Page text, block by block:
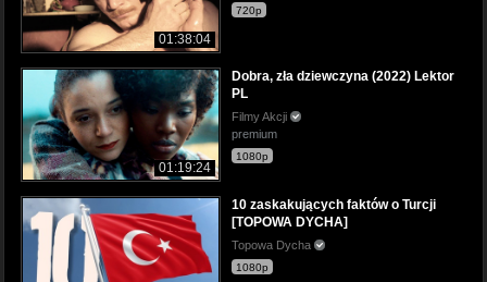
01:38:04
720p
01:19:24
Dobra, zła dziewczyna (2022) Lektor
PL
Filmy Akcji
premium
1080p
10 zaskakujących faktów o Turcji
[TOPOWA DYCHA]
Topowa Dycha
1080p